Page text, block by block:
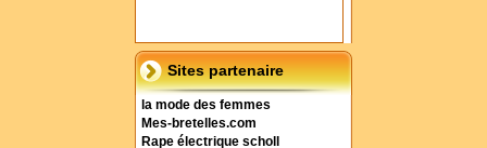
Sites partenaire
la mode des femmes
Mes-bretelles.com
Rape électrique scholl